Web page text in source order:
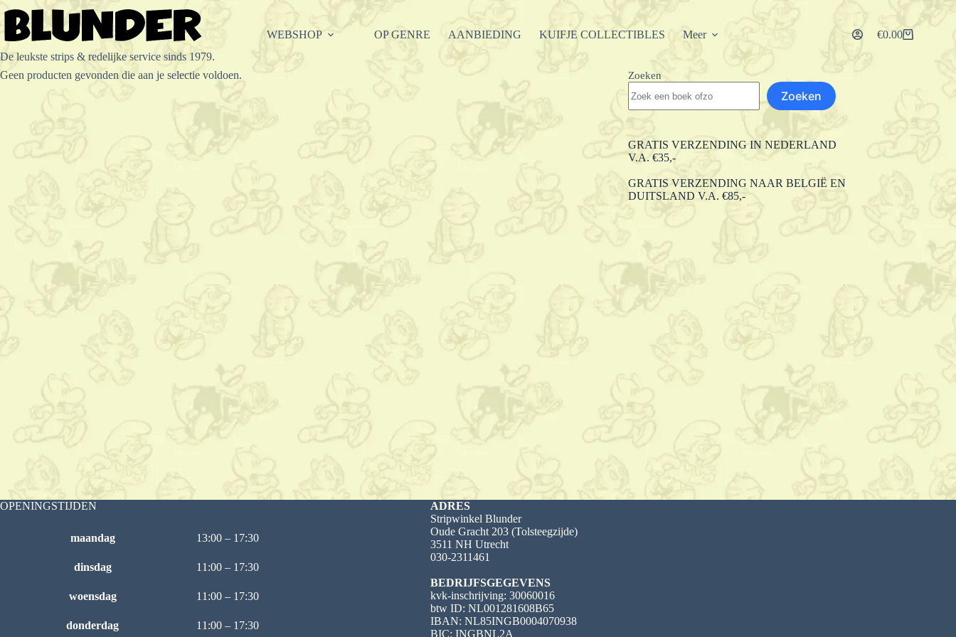
Ga
naar
inhoud
De leukste strips & redelijke service sinds 1979.
WEBSHOP OP GENRE AANBIEDING KUIFJE COLLECTIBLES Meer Winkelwagen
€0.00
Geen producten gevonden die aan je selectie voldoen. Zoeken
Zoeken
GRATIS VERZENDING IN NEDERLAND
V.A. €35,-
GRATIS VERZENDING NAAR BELGIË EN
DUITSLAND V.A. €85,-
OPENINGSTIJDEN
maandag 13:00 – 17:30
dinsdag 11:00 – 17:30
woensdag 11:00 – 17:30
donderdag 11:00 – 17:30
ADRES
Stripwinkel Blunder
Oude Gracht 203 (Tolsteegzijde)
3511 NH Utrecht
030-2311461
BEDRIJFSGEGEVENS
kvk-inschrijving: 30060016
btw ID: NL001281608B65
IBAN: NL85INGB0004070938
BIC: INGBNL2A